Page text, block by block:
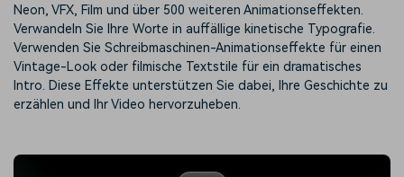
Neon, VFX, Film und über 500 weiteren Animationseffekten.
Verwandeln Sie Ihre Worte in auffällige kinetische Typografie.
Verwenden Sie Schreibmaschinen-Animationseffekte für einen
Vintage-Look oder filmische Textstile für ein dramatisches
Intro. Diese Effekte unterstützen Sie dabei, Ihre Geschichte zu
erzählen und Ihr Video hervorzuheben.